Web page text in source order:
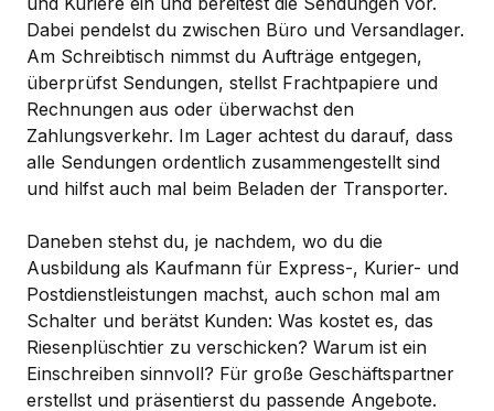
Dabei pendelst du zwischen Büro und Versandlager.
Am Schreibtisch nimmst du Aufträge entgegen,
überprüfst Sendungen, stellst Frachtpapiere und
Rechnungen aus oder überwachst den
Zahlungsverkehr. Im Lager achtest du darauf, dass
alle Sendungen ordentlich zusammengestellt sind
und hilfst auch mal beim Beladen der Transporter.
Daneben stehst du, je nachdem, wo du die
Ausbildung als Kaufmann für Express-, Kurier- und
Postdienstleistungen machst, auch schon mal am
Schalter und berätst Kunden: Was kostet es, das
Riesenplüschtier zu verschicken? Warum ist ein
Einschreiben sinnvoll? Für große Geschäftspartner
erstellst und präsentierst du passende Angebote.